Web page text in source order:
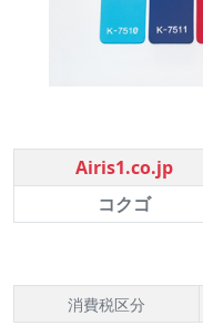
Airis1.co.jp
コクゴ
消費税区分